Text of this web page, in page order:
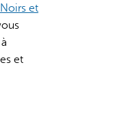
et
et